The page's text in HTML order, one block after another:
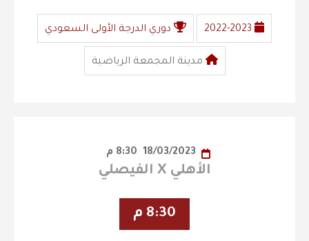
2022-2023 دوري الدرجة الأولى السعودي
مدينة المجمعة الرياضية
الأهلي X الفيصلي
8:30 م